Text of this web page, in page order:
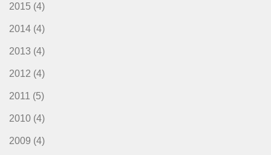
2015 (4)
2014 (4)
2013 (4)
2012 (4)
2011 (5)
2010 (4)
2009 (4)